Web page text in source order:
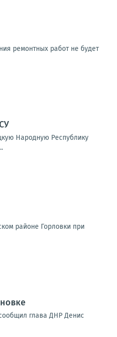
ремонтных работ не будет
Народную Республику
районе Горловки при
глава ДНР Денис